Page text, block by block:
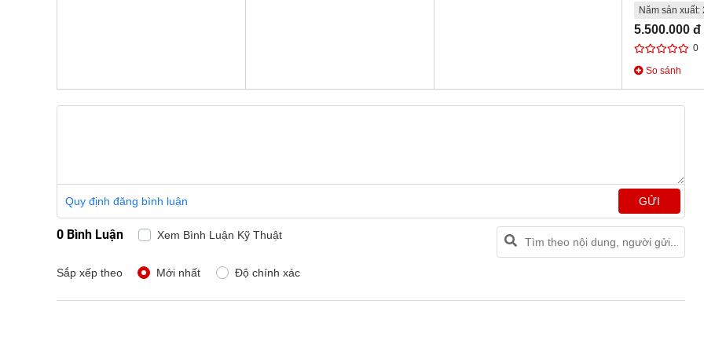
Năm sản xuất:
5.500.000 đ
0
So sánh
Quy định đăng bình luận GỬI
0 Bình Luận Xem Bình Luận Kỹ Thuật
Sắp xếp theo Mới nhất Độ chính xác